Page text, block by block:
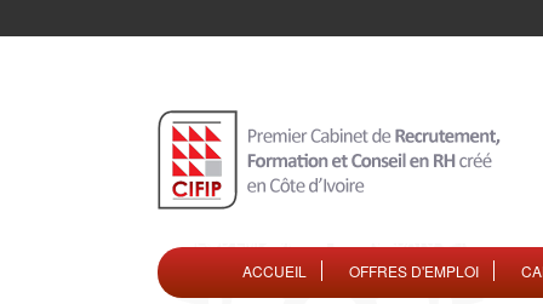
ACCUEIL OFFRES D'EMPLOI